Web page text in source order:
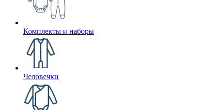
Комплекты и наборы
Человечки